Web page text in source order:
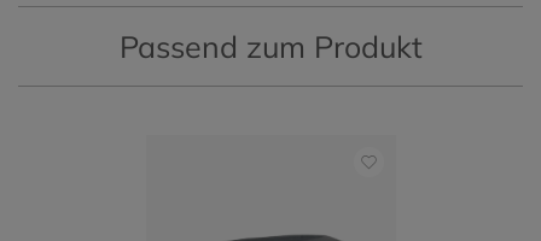
Passend zum Produkt